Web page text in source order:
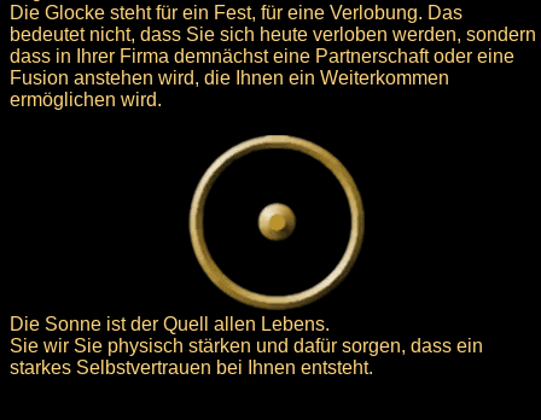
Die Glocke steht für ein Fest, für eine Verlobung. Das
bedeutet nicht, dass Sie sich heute verloben werden, sondern
dass in Ihrer Firma demnächst eine Partnerschaft oder eine
Fusion anstehen wird, die Ihnen ein Weiterkommen
ermöglichen wird.
Die Sonne ist der Quell allen Lebens.
Sie wir Sie physisch stärken und dafür sorgen, dass ein
starkes Selbstvertrauen bei Ihnen entsteht.